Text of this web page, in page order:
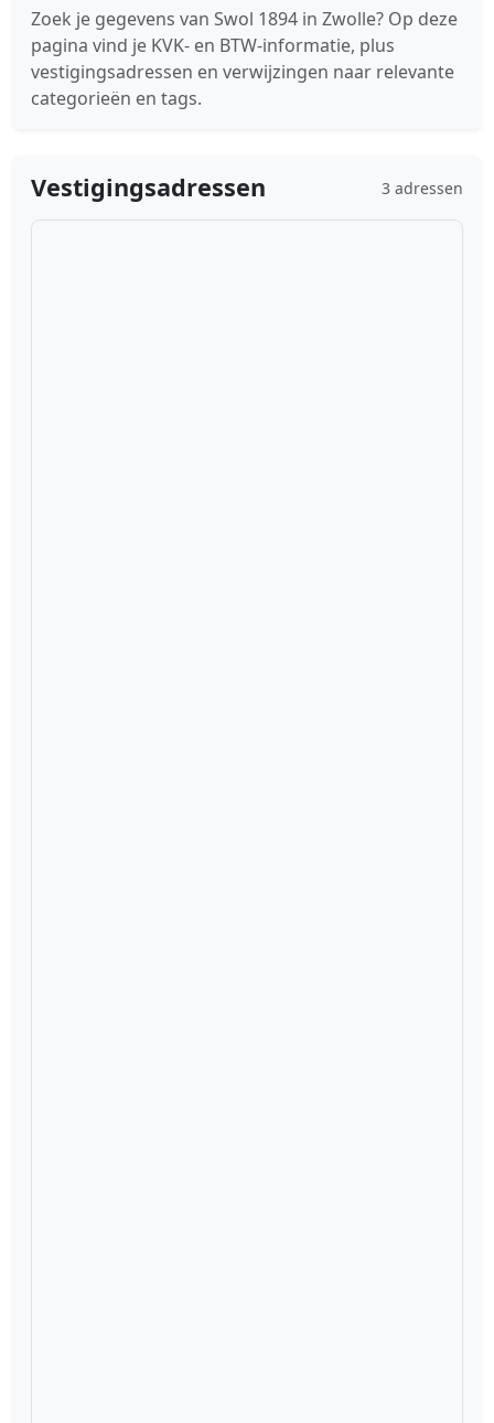
Zoek je gegevens van Swol 1894 in Zwolle? Op deze
pagina vind je KVK- en BTW-informatie, plus
vestigingsadressen en verwijzingen naar relevante
categorieën en tags.
Vestigingsadressen 3 adressen